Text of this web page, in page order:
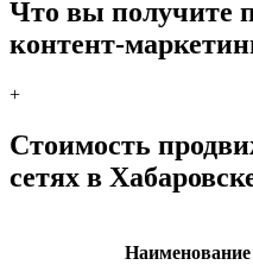
Что вы получите
контент-
+
Стоимость
сетях в
Наименование